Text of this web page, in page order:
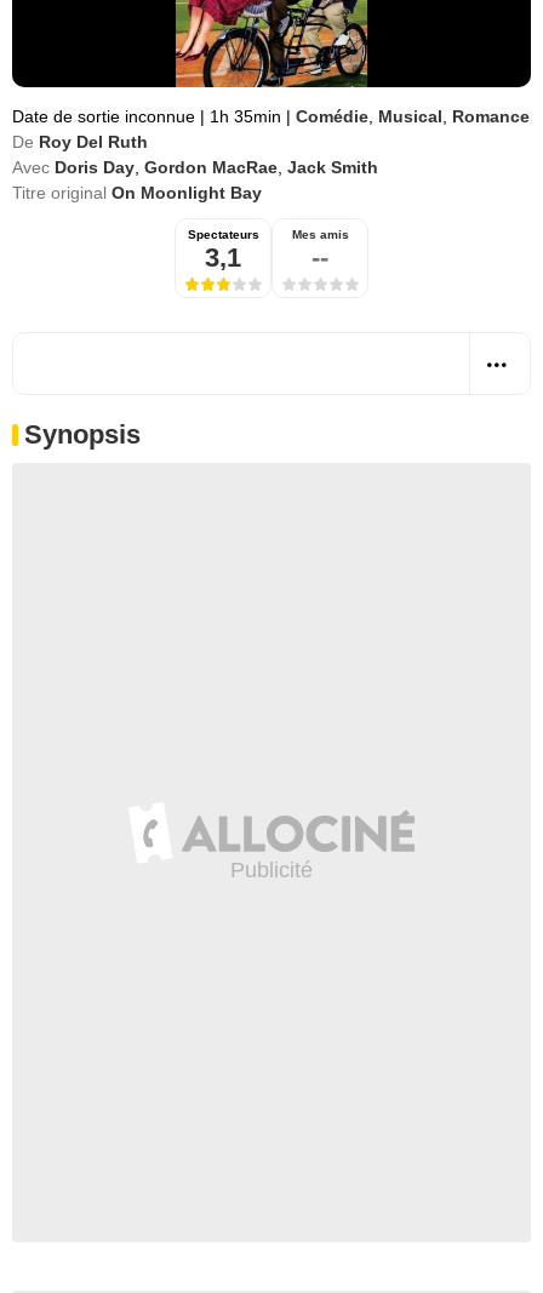
Date de sortie inconnue | 1h 35min | Comédie Musical
Romance
De Roy Del Ruth
Avec Doris Day Gordon MacRae Jack Smith
Titre original On Moonlight Bay
Spectateurs
3,1
Mes amis
--
Synopsis